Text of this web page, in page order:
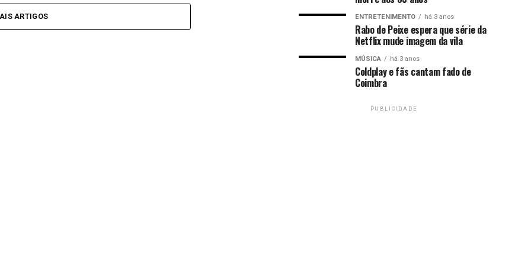
ARTIGOS ENTRETENIMENTO há 3 anos
Rabo de Peixe espera que série da
Netflix mude imagem da vila
MÚSICA há 3 anos
Coldplay e fãs cantam fado de
Coimbra
PUBLICIDADE